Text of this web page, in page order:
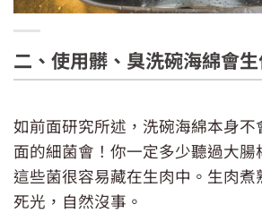
不要把海綿棄置在洗碗槽
二、使用髒、臭洗碗海綿會生
如前面研究所述，洗碗海綿本身不
面的細菌會！你一定多少聽過大腸
這些菌很容易藏在生肉中。生肉煮
死光，自然沒事。